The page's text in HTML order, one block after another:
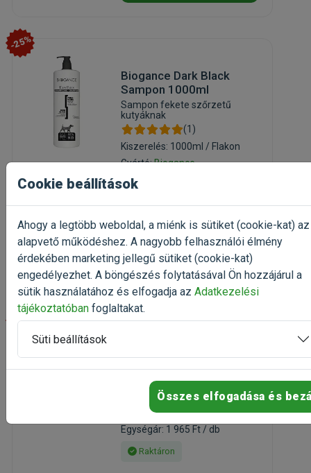
-25%
Biogance Dark Black
Sampon 1000ml
Sampon fekete szőrzetű
kutyáknak
(1)
Kiszerelés: 1000ml / Flakon
Gyártó:Biogance
Egységár: 9 582 Ft / l
9 582 Ft
Kosárba
-20%
fogazott ritkító olló 18cm
ritkító olló, két oldalán fogazott
Kiszerelés: 1 Darab
Gyártó:Trixie
Egységár: 1 965 Ft / db
Raktáron
Cookie beállítások
Ahogy a legtöbb weboldal, a miénk is sütiket (cookie-kat) az
alapvető működéshez. A nagyobb felhasználói élmény
érdekében marketing jellegű sütiket (cookie-kat)
engedélyezhet. A böngészés folytatásával Ön hozzájárul a
sütik használatához és elfogadja az Adatkezelési
tájékoztatóban foglaltakat.
Süti beállítások
Összes elfogadása és